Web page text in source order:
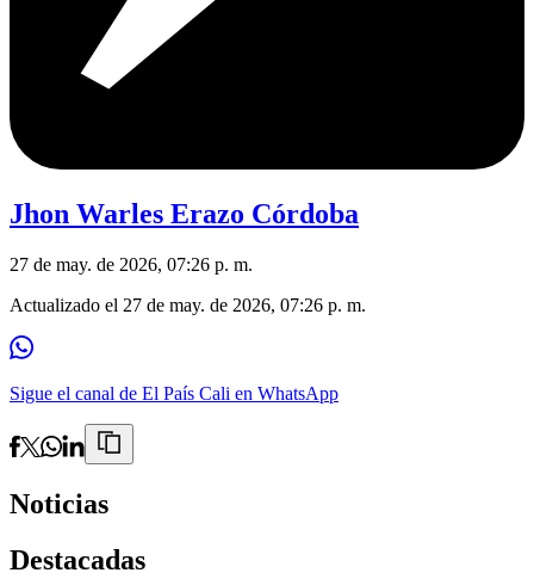
Jhon Warles Erazo Córdoba
27 de may. de 2026, 07:26 p. m.
Actualizado el 27 de may. de 2026, 07:26 p. m.
Sigue el canal de El País Cali en WhatsApp
Noticias
Destacadas